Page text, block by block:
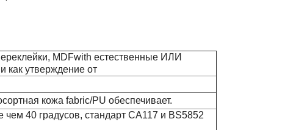
MDFwith естественные ИЛИ
как утверждение от
кожа fabric/PU обеспечивает.
чем 40 градусов, стандарт CA117 и BS5852